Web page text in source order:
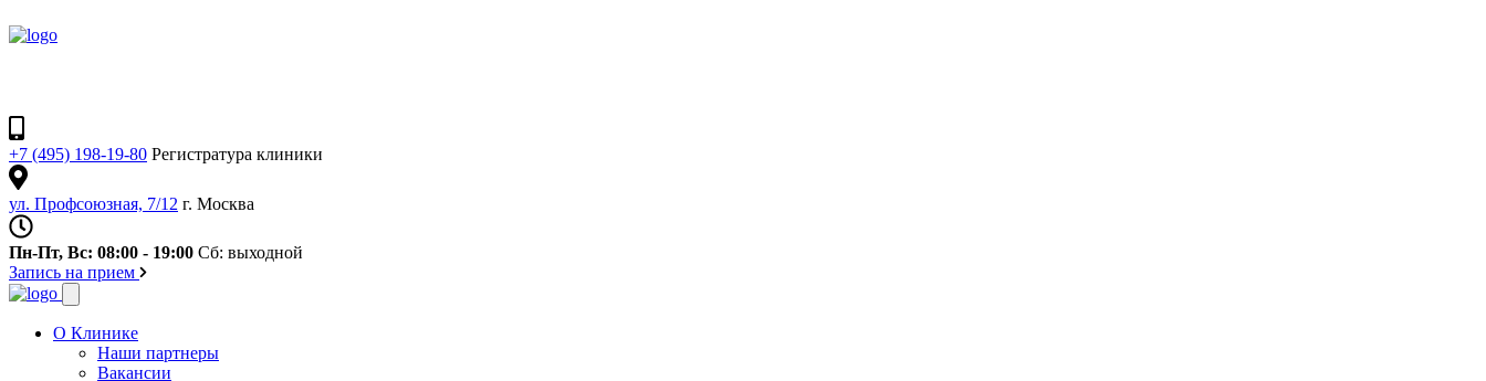
+7 (495) 198-19-80 Регистратура клиники
ул. Профсоюзная, 7/12 г. Москва
Пн-Пт, Вс: 08:00 - 19:00 Сб: выходной
Запись на прием
О Клинике
Наши партнеры
Вакансии